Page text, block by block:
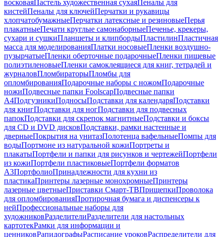
восковаяПастель художественная сухаяПеналы для
кистейПеналы для ключейПерчатки и рукавицы
хлопчатобумажныеПерчатки латексные и резиновыеПерья
плакатныеПечати круглые самонаборныеПеченье, крекеры,
сухари и сушкиПланшеты и клипбордыПластилинПластичная
масса для моделированияПлатки носовыеПленки воздушно-
пузырчатыеПленки оберточные подарочныеПленки пищевые
полиэтиленовыеПленки самоклеящиеся для книг, тетрадей и
журналовПломбираторыПломбы для
опломбированияПодарочные наборы с ножомПодарочные
ножиПодвесные папки FoolscapПодвесные папки
А4ПодгузникиПодносыПодставки для календаряПодставки
для книгПодставки для ногПодставки для подвесных
папокПодставки для скрепок магнитныеПодставки и боксы
для CD и DVD дисковПодставки, рамки настенные и
дверныеПокрытия на унитазПолотенца вафельныеПомпы для
водыПортмоне из натуральной кожиПортреты и
плакатыПортфели и папки для рисунков и чертежейПортфели
из кожиПортфели пластиковыеПортфели форматов
А3ПортфолиоПринадлежности для кухни из
пластикаПринтеры лазерные монохромныеПринтеры
лазерные цветныеПриставки Смарт-ТВПрищепкиПроволока
для опломбированияПротирочная бумага и диспенсеры к
нейПрофессиональные наборы для
художниковРазделителиРазделители для настольных
картотекРамки для информации и
ценниковРапидографыРасписание уроковРаспределители для